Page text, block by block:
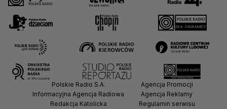
Polskie Radio S.A.
Informacyjna Agencja Radiowa
Redakcja Katolicka
Agencja Promocji
Agencja Reklamy
Regulamin serwisu